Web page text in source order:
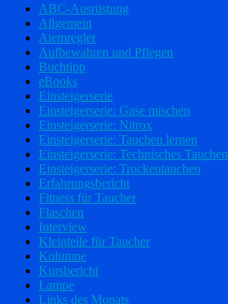
ABC-Ausrüstung
Allgemein
Atemregler
Aufbewahren und Pflegen
Buchtipp
eBooks
Einsteigerserie
Einsteigerserie: Gase mischen
Einsteigerserie: Nitrox
Einsteigerserie: Tauchen lernen
Einsteigerserie: Technisches Tauchen
Einsteigerserie: Trockentauchen
Erfahrungsbericht
Fitness für Taucher
Flaschen
Interview
Kleinteile für Taucher
Kolumne
Kursbericht
Lampe
Links des Monats